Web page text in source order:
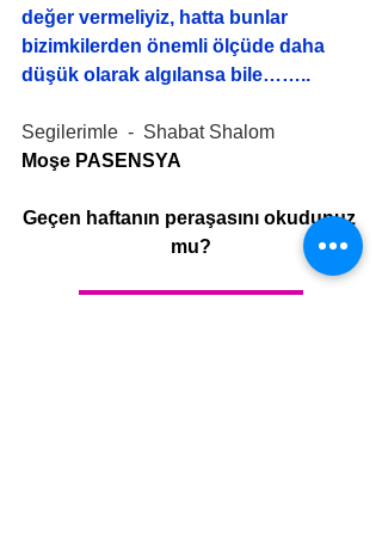
değer vermeliyiz, hatta bunlar
bizimkilerden önemli ölçüde daha
düşük olarak algılansa bile……..
Segilerimle  -  Shabat Shalom
Moşe PASENSYA
Geçen haftanın peraşasını okudunuz
mu?